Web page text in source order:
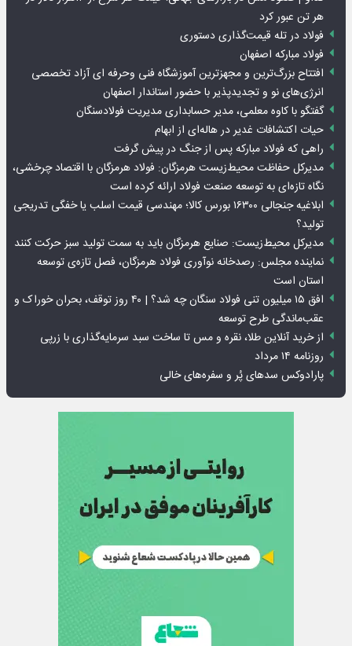
هر تن عبور کرد
فولاد در تله قیمت‌گذاری دستوری
فولاد مبارکه اصفهان
افتتاح بزرگ‌ترین و مجهزترین آموزشگاه فنی وحرفه ای آزاد تخصصی
انرژی‌های نو و تجدیدپذیر با حضور استاندار اصفهان
گفتگو با کاوه معلمی، مدیر حسابداری مدیریت فولادسنگان
حیات اکتشافات غدیر در هاله‌ای از ابهام
راهی که فولاد مبارکه پس از جنگ در پیش گرفت
مدیرکل حفاظت محیط‌زیست هرمزگان: فولاد هرمزگان با اقتصاد چرخشی،
نگاه تازه‌ای به توسعه صنعت فولاد ارائه کرده است
ابلاغیه جنجالی ۱۶۳۰۰ بورس کالا؛ مهندسی قیمت اسلب یا خفگی تدریجی
تولید؟
مدیرکل محیط‌زیست: صنایع هرمزگان باید به سمت تولید سبز حرکت کنند
نماینده مجلس: رصدخانه نوآوری فولاد هرمزگان، فصل تازه‌ی توسعه
استان است
افق ۱۵ میلیون تنی فولاد سنگان چه شد؟ | ۴۰ روز توقف، بحران خوراک و
عقب‌ماندگی طرح توسعه
از خرید آنلاین طلا، نقره و مس تا ساخت سبد سرمایه‌گذاری با زرپی
روزنامه ۱۴ مرداد
پارادوکس سدهای پُر و سفره‌های خالی